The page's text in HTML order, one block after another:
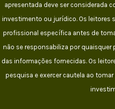
apresentada deve ser considerada
investimento ou jurídico. Os leitores
profissional específica antes de
não se responsabiliza por
das informações fornecidas. Os
pesquisa e exercer cautela ao